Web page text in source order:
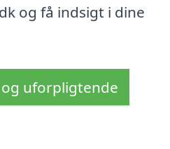
og få indsigt i dine
uforpligtende